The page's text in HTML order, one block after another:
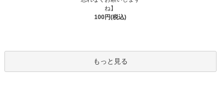
ね】
100円(税込)
もっと見る